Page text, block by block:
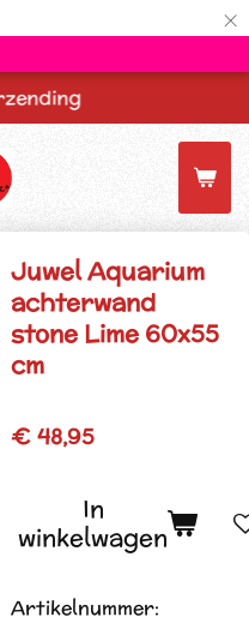
×
Juwel Aquarium
achterwand
stone Lime 60x55
cm
€ 48,95
In
winkelwagen
Artikelnummer: